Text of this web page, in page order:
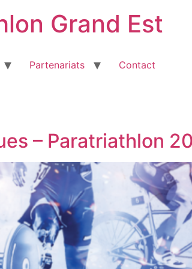
Grand Est
Partenariats Contact
– Paratriathlon